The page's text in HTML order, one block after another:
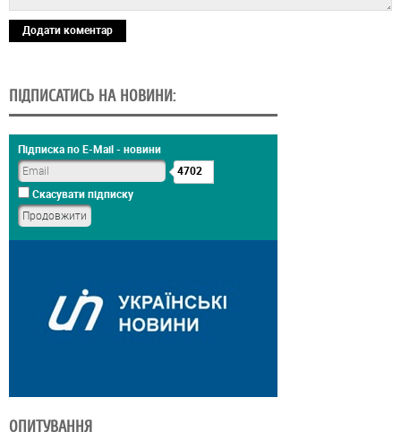
Додати коментар
ПІДПИСАТИСЬ НА НОВИНИ:
Підписка по E-Mail - новини
4702
Скасувати підписку
ОПИТУВАННЯ